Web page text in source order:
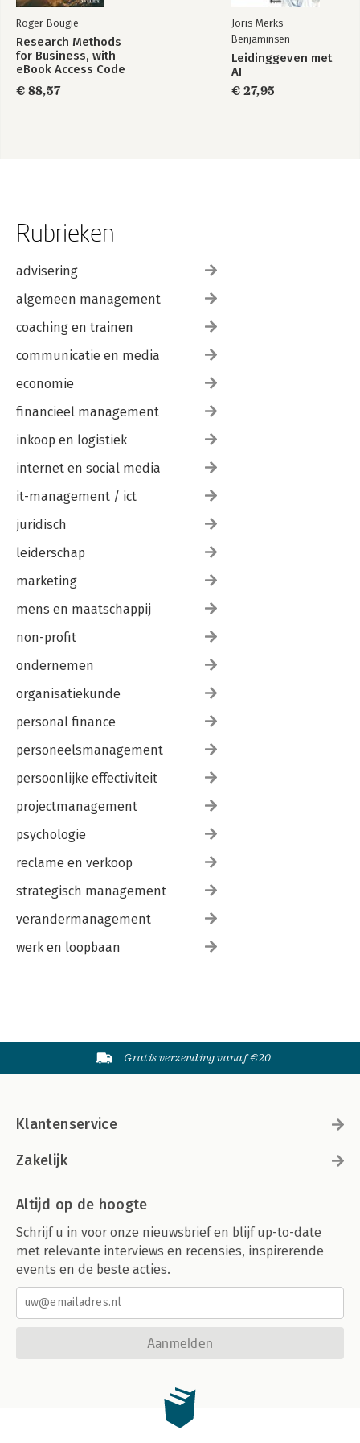
Roger Bougie
Research Methods
for Business, with
eBook Access Code
€ 88,57
Joris Merks-
Benjaminsen
Leidinggeven met
AI
€ 27,95
Rubrieken
advisering
algemeen management
coaching en trainen
communicatie en media
economie
financieel management
inkoop en logistiek
internet en social media
it-management / ict
juridisch
leiderschap
marketing
mens en maatschappij
non-profit
ondernemen
organisatiekunde
personal finance
personeelsmanagement
persoonlijke effectiviteit
projectmanagement
psychologie
reclame en verkoop
strategisch management
verandermanagement
werk en loopbaan
Gratis verzending vanaf €20
Klantenservice
Zakelijk
Altijd op de hoogte
Schrijf u in voor onze nieuwsbrief en blijf up-to-date
met relevante interviews en recensies, inspirerende
events en de beste acties.
Aanmelden